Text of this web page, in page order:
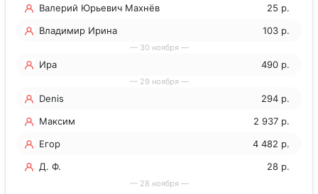
Валерий Юрьевич Махнёв
25 р.
Владимир Ирина
103 р.
— 30 ноября —
Ира 490 р.
— 29 ноября —
Denis
294 р.
Максим
2 937 р.
Егор
4 482 р.
Д. Ф.
28 р.
— 28 ноября —